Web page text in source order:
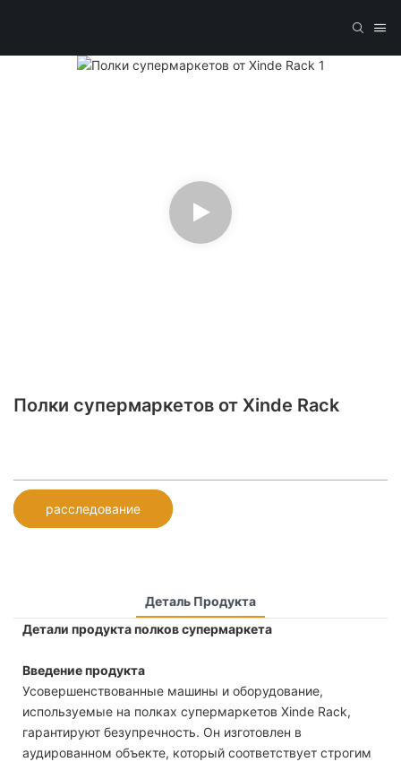
Полки супермаркетов от Xinde Rack
расследование
Деталь Продукта
Детали продукта полков супермаркета
Введение продукта
Усовершенствованные машины и оборудование,
используемые на полках супермаркетов Xinde Rack,
гарантируют безупречность. Он изготовлен в
аудированном объекте, который соответствует строгим